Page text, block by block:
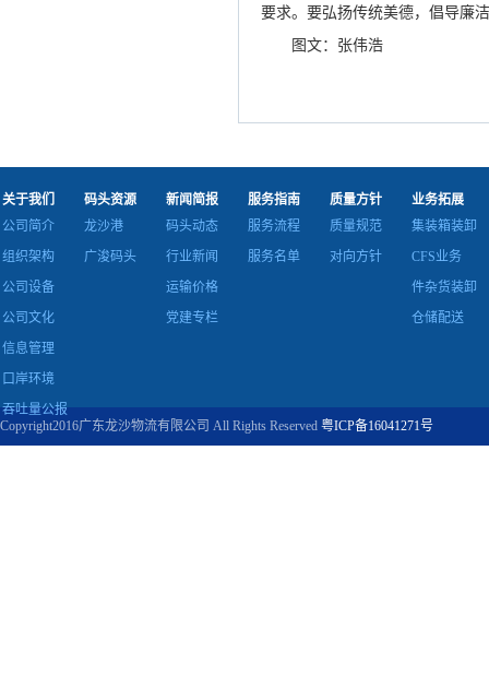
要求。要弘扬传统美德，倡导廉
图文：张伟浩
关于我们
公司简介
组织架构
公司设备
公司文化
信息管理
口岸环境
吞吐量公报
码头资源
龙沙港
广浚码头
新闻简报
码头动态
行业新闻
运输价格
党建专栏
服务指南
服务流程
服务名单
质量方针
质量规范
对向方针
业务拓展
集装箱装卸
CFS业务
件杂货装卸
仓储配送
Copyright2016广东龙沙物流有限公司 All Rights Reserved 粤ICP备16041271号